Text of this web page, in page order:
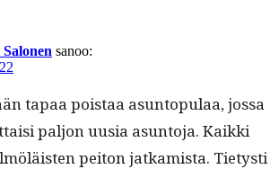
sanoo:
tapaa pois­taa asun­top­u­laa, jos­sa
paljon uusia asun­to­ja. Kaik­ki
peiton jatkamista. Tietysti